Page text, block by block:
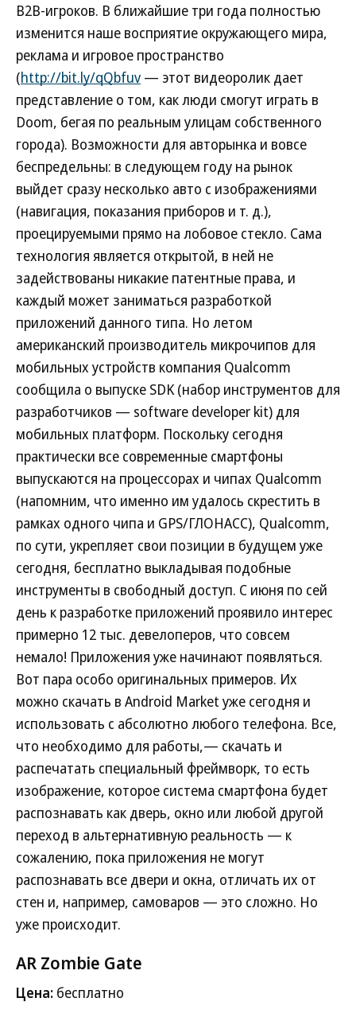
B2B-игроков. В ближайшие три года полностью
изменится наше восприятие окружающего мира,
реклама и игровое пространство
(http://bit.ly/qQbfuv — этот видеоролик дает
представление о том, как люди смогут играть в
Doom, бегая по реальным улицам собственного
города). Возможности для авторынка и вовсе
беспредельны: в следующем году на рынок
выйдет сразу несколько авто с изображениями
(навигация, показания приборов и т. д.),
проецируемыми прямо на лобовое стекло. Сама
технология является открытой, в ней не
задействованы никакие патентные права, и
каждый может заниматься разработкой
приложений данного типа. Но летом
американский производитель микрочипов для
мобильных устройств компания Qualcomm
сообщила о выпуске SDK (набор инструментов для
разработчиков — software developer kit) для
мобильных платформ. Поскольку сегодня
практически все современные смартфоны
выпускаются на процессорах и чипах Qualcomm
(напомним, что именно им удалось скрестить в
рамках одного чипа и GPS/ГЛОНАСС), Qualcomm,
по сути, укрепляет свои позиции в будущем уже
сегодня, бесплатно выкладывая подобные
инструменты в свободный доступ. С июня по сей
день к разработке приложений проявило интерес
примерно 12 тыс. девелоперов, что совсем
немало! Приложения уже начинают появляться.
Вот пара особо оригинальных примеров. Их
можно скачать в Android Market уже сегодня и
использовать с абсолютно любого телефона. Все,
что необходимо для работы,— скачать и
распечатать специальный фреймворк, то есть
изображение, которое система смартфона будет
распознавать как дверь, окно или любой другой
переход в альтернативную реальность — к
сожалению, пока приложения не могут
распознавать все двери и окна, отличать их от
стен и, например, самоваров — это сложно. Но
уже происходит.
AR Zombie Gate
Цена: бесплатно